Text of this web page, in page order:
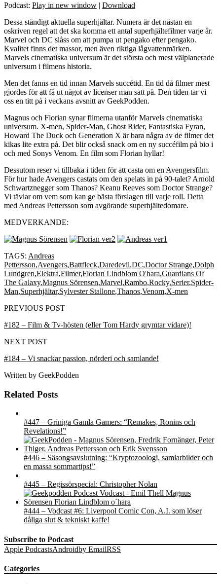
Podcast: Play in new window | Download
Dessa ständigt aktuella superhjältar. Numera är det nästan en
oskriven regel att det ska komma ett antal superhjältefilmer varje år.
Marvel och DC slåss om att pumpa ut pengako efter pengako.
Kvalitet finns det massor, men även riktiga lågvattenmärken.
Marvels cinematiska universum är det största och mest välplanerade
universum i filmens historia.
Men det fanns en tid innan Marvels succétid. En tid då filmer mest
gjordes för att få ut något av licenser man satt på. Den tiden tar vi
oss en titt på i veckans avsnitt av GeekPodden.
Magnus och Florian synar filmerna utanför Marvels cinematiska
universum. X-men, Spider-Man, Ghost Rider, Fantastiska Fyran,
Howard The Duck och Generation X är bara några av de filmer det
kikas lite extra på. Det blir också snack om en ny succéfilm på bio i
och med Sonys Venom. En film som Florian hyllar!
Dessutom reser vi tillbaka i tiden för att casta om en Avengersfilm.
För hur hade Avengers castats om den spelats in på 90-talet? Arnold
Schwartznegger som Thanos? Keanu Reeves som Doctor Strange?
Vi tävlar om vem som kan ge bästa förslagen till varje roll. Detta
med Andreas Pettersson som avgörande superhjältedomare.
MEDVERKANDE:
TAGS: Andreas
Pettersson,Avengers,Battfleck,Daredevil,DC,Doctor Strange,Dolph
Lundgren,Elektra,Filmer,Florian Lindblom O'hara,Guardians Of
The Galaxy,Magnus Sörensen,Marvel,Rambo,Rocky,Serier,Spider-
Man,Superhjältar,Sylvester Stallone,Thanos,Venom,X-men
PREVIOUS POST
#182 – Film & Tv-hösten (eller Tom Hardy grymtar vidare)!
NEXT POST
#184 – Vi snackar passion, nörderi och samlande!
Written by GeekPodden
Related Posts
#447 – Griniga Gamla Gamers: “Remakes, Ronins och
Revelations!”
#446 – Säsongsavslutning: “Kryptozoologi, samlarbilder och
en massa sommartips!”
#445 – Regissörspecial: Christopher Nolan
#444 – Vodcast #6: Liverpool Comic Con, A.I. som löser
dåliga slut & tekniskt kaffe!
Subscribe to Podcast
Apple PodcastsAndroidby EmailRSS
Categories